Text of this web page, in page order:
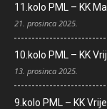
11.kolo PML – KK
21. prosinca 2025.
10.kolo PML – KK
13. prosinca 2025.
9.kolo PML – KK